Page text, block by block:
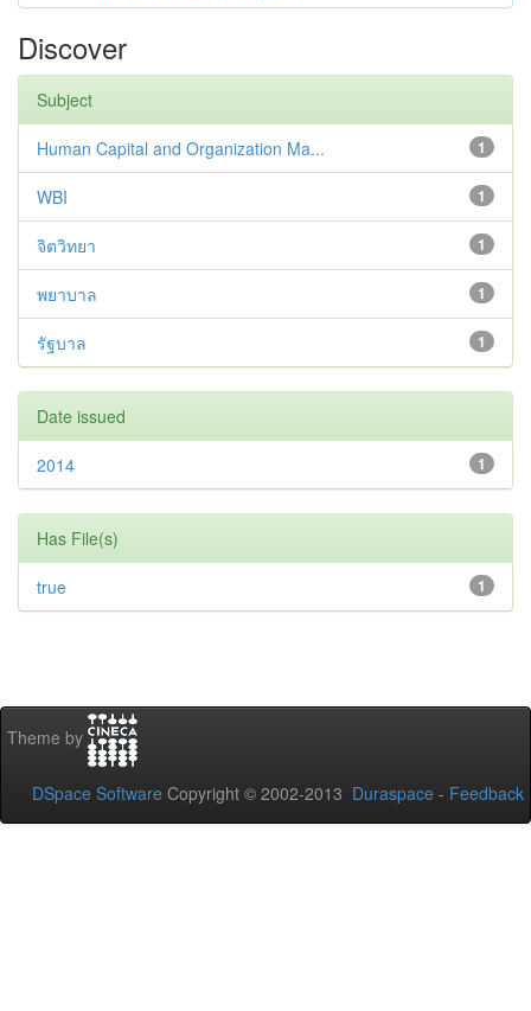
Discover
Subject
1
Human Capital and Organization Ma...
1
WBI
1
จิตวิทยา
1
พยาบาล
1
รัฐบาล
Date issued
1
2014
Has File(s)
1
true
Theme by
DSpace Software Copyright © 2002-2013 Duraspace - Feedback